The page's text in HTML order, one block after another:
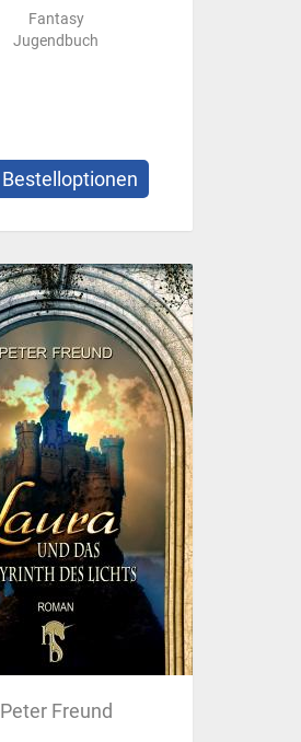
Fantasy
Jugendbuch
Bestelloptionen
Peter Freund